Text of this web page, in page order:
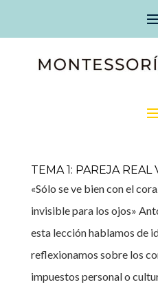
TEMA 1: PAREJA REAL
«Sólo se ve bien con el
invisible para los ojos»
esta lección hablamos de
reflexionamos sobre los
impuestos personal o